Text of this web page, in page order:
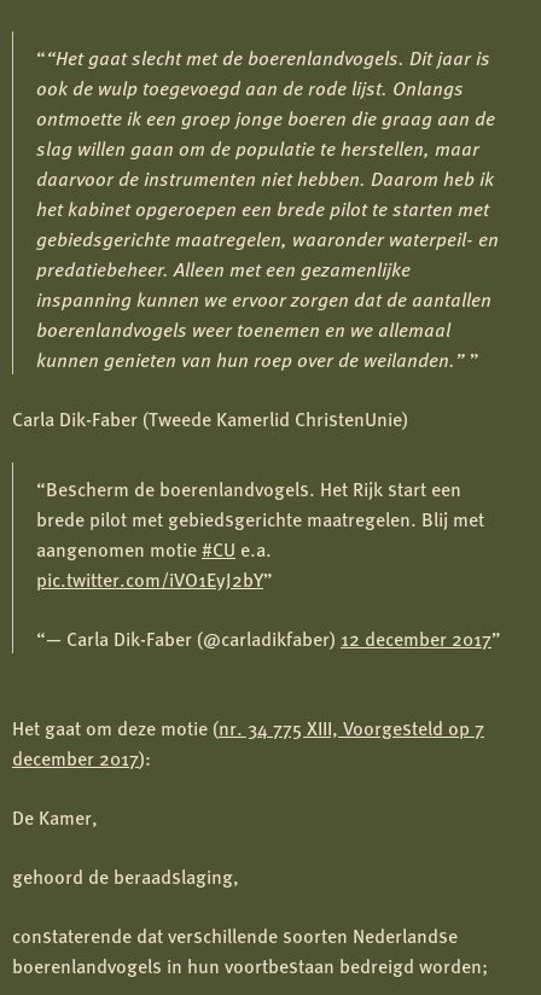
“Het gaat slecht met de boerenlandvogels. Dit jaar is
ook de wulp toegevoegd aan de rode lijst. Onlangs
ontmoette ik een groep jonge boeren die graag aan de
slag willen gaan om de populatie te herstellen, maar
daarvoor de instrumenten niet hebben. Daarom heb ik
het kabinet opgeroepen een brede pilot te starten met
gebiedsgerichte maatregelen, waaronder waterpeil- en
predatiebeheer. Alleen met een gezamenlijke
inspanning kunnen we ervoor zorgen dat de aantallen
boerenlandvogels weer toenemen en we allemaal
kunnen genieten van hun roep over de weilanden.”
Carla Dik-Faber (Tweede Kamerlid ChristenUnie)
Bescherm de boerenlandvogels. Het Rijk start een
brede pilot met gebiedsgerichte maatregelen. Blij met
aangenomen motie#CU e.a.
pic.twitter.com/iVO1EyJ2bY
— Carla Dik-Faber (@carladikfaber) 12 december 2017
Het gaat om deze motie (nr. 34 775 XIII, Voorgesteld op 7
december 2017):
De Kamer,
gehoord de beraadslaging,
constaterende dat verschillende soorten Nederlandse
boerenlandvogels in hun voortbestaan bedreigd worden;